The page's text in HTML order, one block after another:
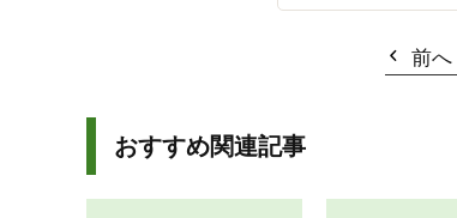
前へ
おすすめ関連記事